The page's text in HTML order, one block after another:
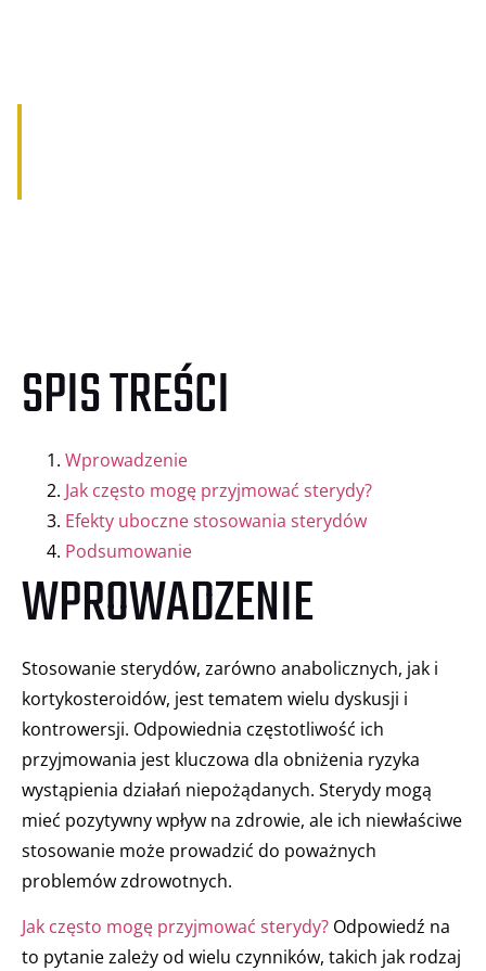
SPIS TREŚCI
Wprowadzenie
Jak często mogę przyjmować sterydy?
Efekty uboczne stosowania sterydów
Podsumowanie
WPROWADZENIE
Stosowanie sterydów, zarówno anabolicznych, jak i
kortykosteroidów, jest tematem wielu dyskusji i
kontrowersji. Odpowiednia częstotliwość ich
przyjmowania jest kluczowa dla obniżenia ryzyka
wystąpienia działań niepożądanych. Sterydy mogą
mieć pozytywny wpływ na zdrowie, ale ich niewłaściwe
stosowanie może prowadzić do poważnych
problemów zdrowotnych.
Jak często mogę przyjmować sterydy? Odpowiedź na
to pytanie zależy od wielu czynników, takich jak rodzaj